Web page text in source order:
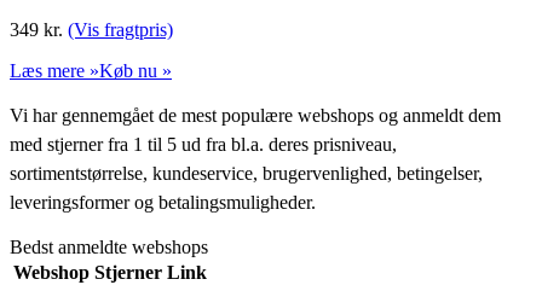
349 kr. (Vis fragtpris)
Læs mere »Køb nu »
Vi har gennemgået de mest populære webshops og anmeldt dem
med stjerner fra 1 til 5 ud fra bl.a. deres prisniveau,
sortimentstørrelse, kundeservice, brugervenlighed, betingelser,
leveringsformer og betalingsmuligheder.
Bedst anmeldte webshops
Webshop Stjerner Link